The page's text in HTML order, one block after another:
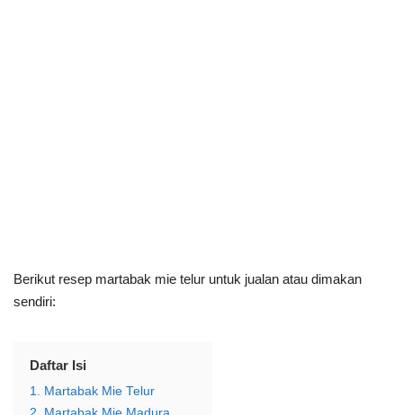
Berikut resep martabak mie telur untuk jualan atau dimakan
sendiri:
Daftar Isi
1. Martabak Mie Telur
2. Martabak Mie Madura